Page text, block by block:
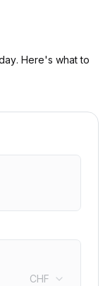
Here's what to
CHF